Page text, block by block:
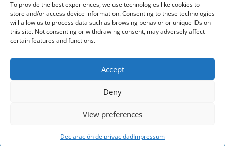
To provide the best experiences, we use technologies like cookies to
store and/or access device information. Consenting to these technologies
will allow us to process data such as browsing behavior or unique IDs on
this site. Not consenting or withdrawing consent, may adversely affect
certain features and functions.
Accept
Deny
View preferences
Declaración de privacidadImpressum
Condiciones generales
Jabones para el cuidado diario